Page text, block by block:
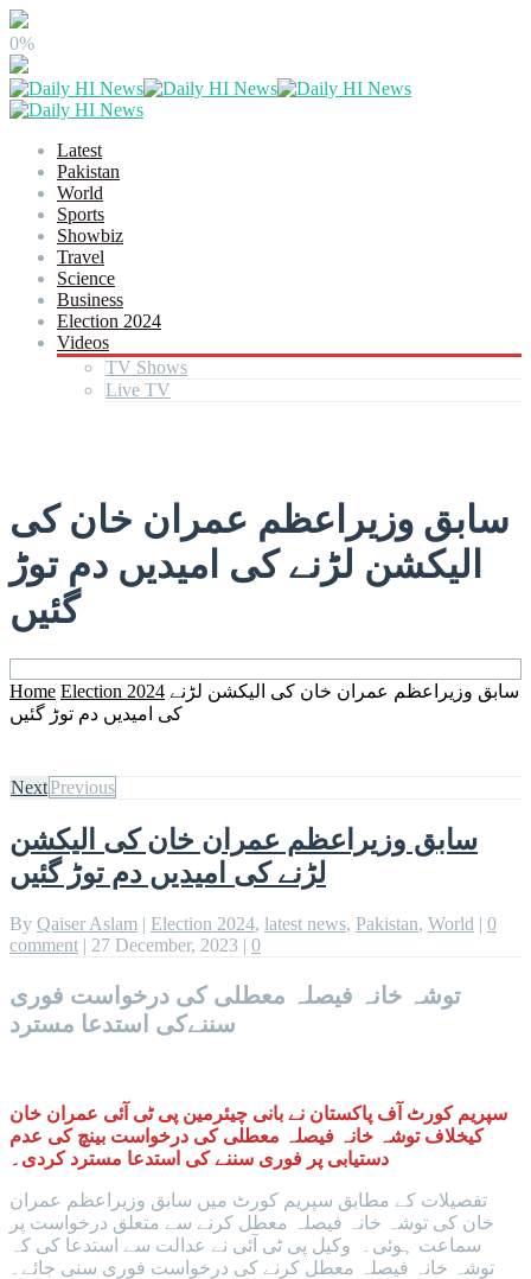
0%
Latest
Pakistan
World
Sports
Showbiz
Travel
Science
Business
Election 2024
Videos
TV Shows
Live TV
سابق وزیراعظم عمران خان کی
الیکشن لڑنے کی امیدیں دم توڑ
گئیں
Home Election 2024 سابق وزیراعظم عمران خان کی الیکشن لڑنے
کی امیدیں دم توڑ گئیں
NextPrevious
سابق وزیراعظم عمران خان کی الیکشن
لڑنے کی امیدیں دم توڑ گئیں
By Qaiser Aslam | Election 2024, latest news, Pakistan, World | 0
comment | 27 December, 2023 | 0
توشہ خانہ فیصلہ معطلی کی درخواست فوری
سننےکی استدعا مسترد
سپریم کورٹ آف پاکستان نے بانی چیئرمین پی ٹی آئی عمران خان
کیخلاف توشہ خانہ فیصلہ معطلی کی درخواست بینچ کی عدم
دستیابی پر فوری سننے کی استدعا مسترد کردی۔
تفصیلات کے مطابق سپریم کورٹ میں سابق وزیراعظم عمران
خان کی توشہ خانہ فیصلہ معطل کرنے سے متعلق درخواست پر
سماعت ہوئی۔ وکیل پی ٹی آئی نے عدالت سے استدعا کی کہ
توشہ خانہ فیصلہ معطل کرنے کی درخواست فوری سنی جائے۔